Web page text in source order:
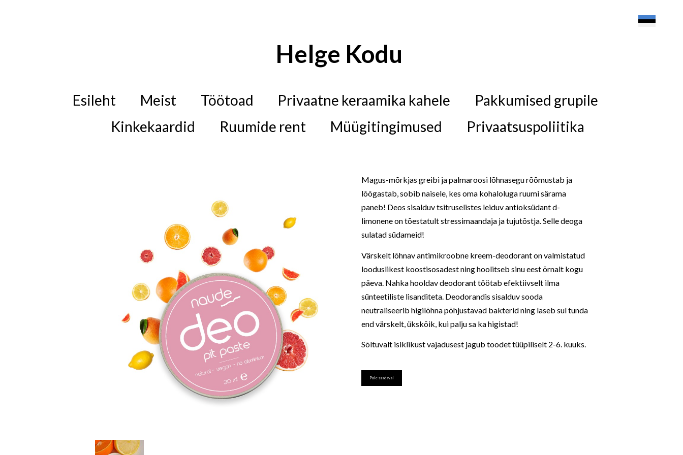
Helge Kodu
Esileht Meist Töötoad Privaatne keraamika kahele
Pakkumised grupile
Kinkekaardid
Ruumide rent Müügitingimused Privaatsuspoliitika
Magus-mõrkjas greibi ja palmaroosi lõhnasegu rõõmustab ja
lõõgastab, sobib naisele, kes oma kohaloluga ruumi särama
paneb! Deos sisalduv tsitruselistes leiduv antioksüdant d-
limonene on tõestatult stressimaandaja ja tujutõstja. Selle deoga
sulatad südameid!
Värskelt lõhnav antimikroobne kreem-deodorant on valmistatud
looduslikest koostisosadest ning hoolitseb sinu eest õrnalt kogu
päeva. Nahka hooldav deodorant töötab efektiivselt ilma
sünteetiliste lisanditeta. Deodorandis sisalduv sooda
neutraliseerib higilõhna põhjustavad bakterid ning laseb sul tunda
end värskelt, ükskõik, kui palju sa ka higistad!
Sõltuvalt isiklikust vajadusest jagub toodet tüüpiliselt 2-6. kuuks.
Pole saadaval